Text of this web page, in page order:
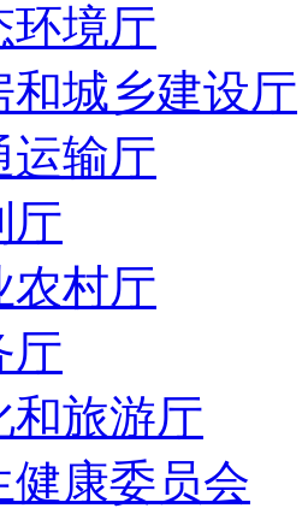
环境厅
和城乡建设厅
运输厅
厅
农村厅
厅
和旅游厅
健康委员会